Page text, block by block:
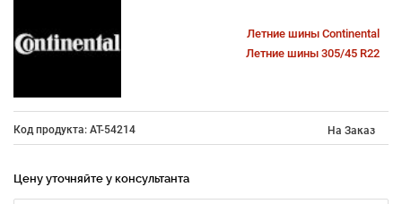
Летние шины Continental
Летние шины 305/45 R22
Код продукта: AT-54214 На Заказ
Цену уточняйте у консультанта